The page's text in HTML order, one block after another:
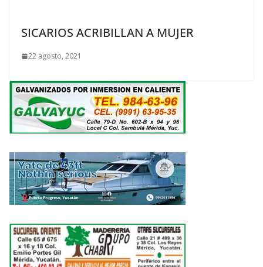
SICARIOS ACRIBILLAN A MUJER
22 agosto, 2021